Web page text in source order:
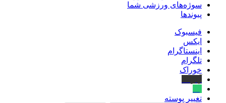
سوژه‌های ورزشی شما
پیوندها
فیسبوک
ایکس
اینستاگرام
تلگرام
خوراک
تغییر پوسته